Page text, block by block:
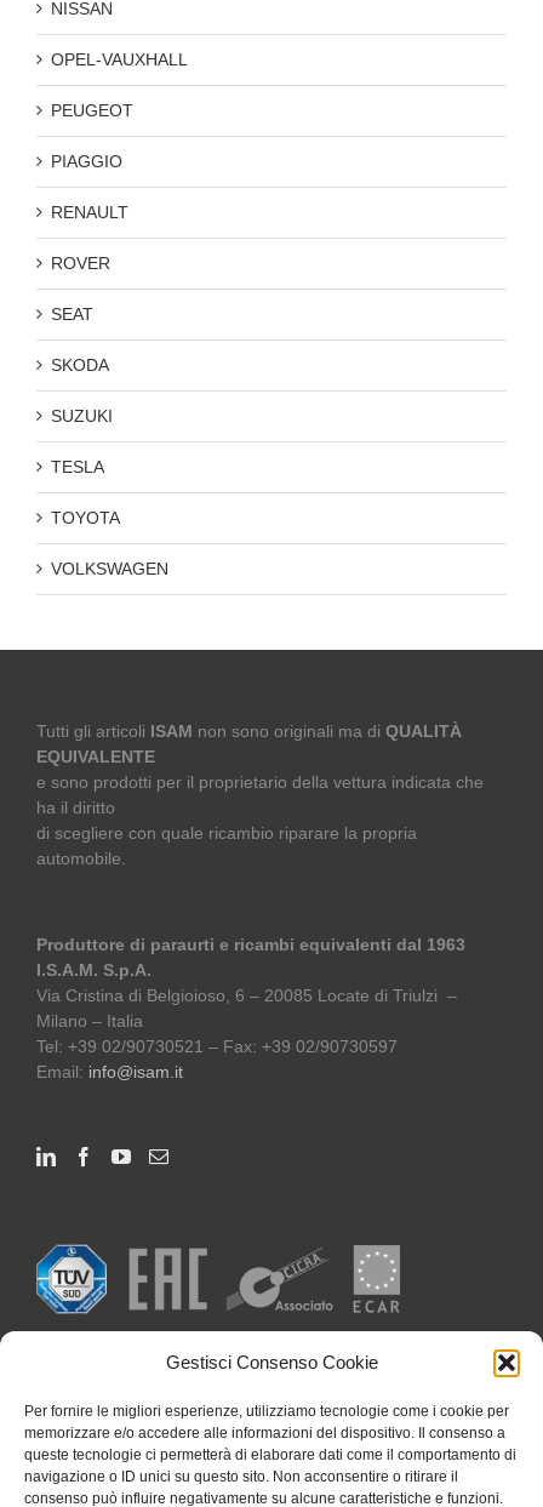
Gestisci Consenso Cookie
Per fornire le migliori esperienze, utilizziamo tecnologie come i cookie per
memorizzare e/o accedere alle informazioni del dispositivo. Il consenso a
queste tecnologie ci permetterà di elaborare dati come il comportamento di
navigazione o ID unici su questo sito. Non acconsentire o ritirare il
consenso può influire negativamente su alcune caratteristiche e funzioni.
NISSAN
OPEL-VAUXHALL
PEUGEOT
PIAGGIO
RENAULT
ROVER
SEAT
SKODA
SUZUKI
TESLA
TOYOTA
VOLKSWAGEN
Tutti gli articoli ISAM non sono originali ma di QUALITÀ
EQUIVALENTE
e sono prodotti per il proprietario della vettura indicata che
ha il diritto
di scegliere con quale ricambio riparare la propria
automobile.
Produttore di paraurti e ricambi equivalenti dal 1963
I.S.A.M. S.p.A.
Via Cristina di Belgioioso, 6 – 20085 Locate di Triulzi –
Milano – Italia
Tel: +39 02/90730521 – Fax: +39 02/90730597
Email: info@isam.it